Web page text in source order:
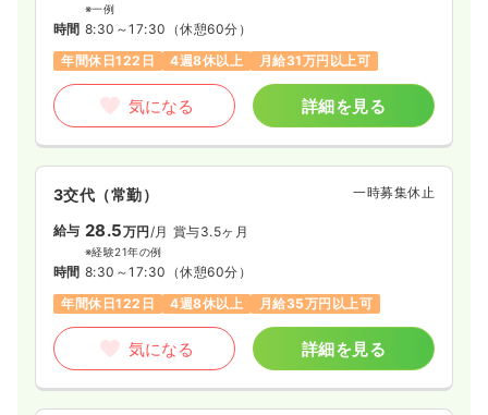
※一例
時間 8:30～17:30 （休憩60分）
年間休日122日
4週8休以上 月給31万円以上可
気になる 詳細を見る
3交代（常勤） 一時募集休止
給与 28.5万円/月 賞与3.5ヶ月
※経験21年の例
時間 8:30～17:30 （休憩60分）
年間休日122日
4週8休以上 月給35万円以上可
気になる 詳細を見る